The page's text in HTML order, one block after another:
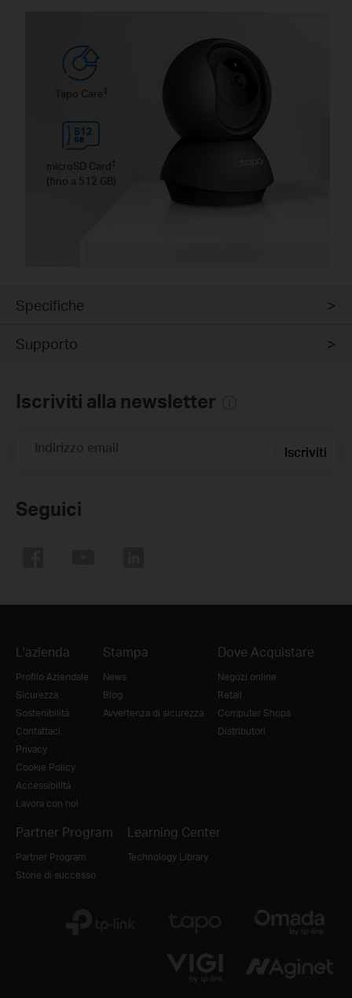
Tapo Care‡
microSD Card†
(fino a 512 GB)
Specifiche
Supporto
Iscriviti alla newsletter
Indirizzo email Iscriviti
Seguici
L'azienda
Profilo Aziendale
Sicurezza
Sostenibilità
Contattaci
Privacy
Cookie Policy
Accessibilità
Lavora con noi
Stampa
News
Blog
Avvertenza di sicurezza
Dove Acquistare
Negozi online
Retail
Computer Shops
Distributori
Partner Program
Partner Program
Storie di successo
Learning Center
Technology Library